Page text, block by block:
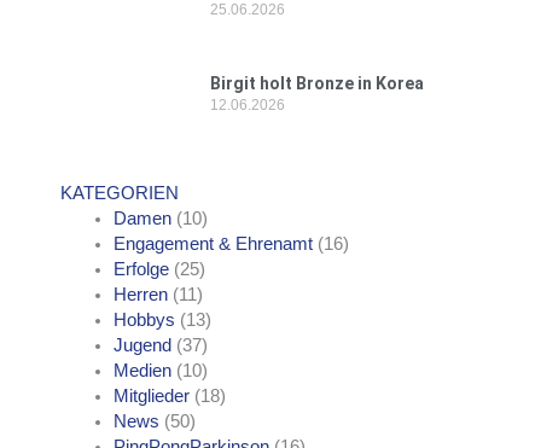
25.06.2026
Birgit holt Bronze in Korea
12.06.2026
KATEGORIEN
Damen(10)
Engagement & Ehrenamt(16)
Erfolge(25)
Herren(11)
Hobbys (13)
Jugend (37)
Medien(10)
Mitglieder(18)
News (50)